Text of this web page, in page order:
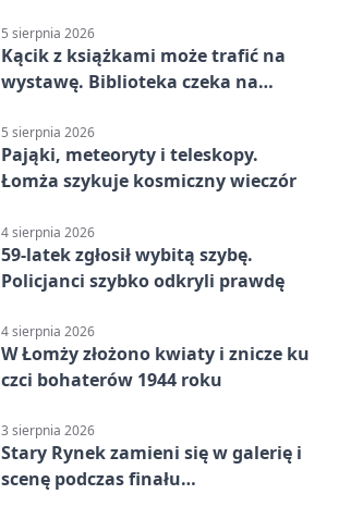
5 sierpnia 2026
Kącik z książkami może trafić na
wystawę. Biblioteka czeka na
5 sierpnia 2026
Pająki, meteoryty i teleskopy.
Łomża szykuje kosmiczny wieczór
4 sierpnia 2026
59-latek zgłosił wybitą szybę.
Policjanci szybko odkryli prawdę
4 sierpnia 2026
W Łomży złożono kwiaty i znicze ku
czci bohaterów 1944 roku
3 sierpnia 2026
Stary Rynek zamieni się w galerię i
scenę podczas finału